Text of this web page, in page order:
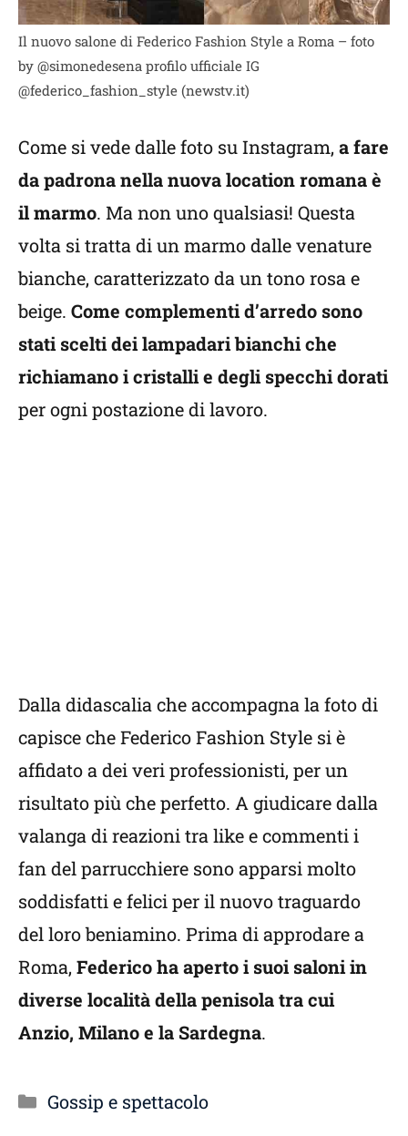
Il nuovo salone di Federico Fashion Style a Roma – foto
by @simonedesena profilo ufficiale IG
@federico_fashion_style (newstv.it)
Come si vede dalle foto su Instagram, a fare
da padrona nella nuova location romana è
il marmo. Ma non uno qualsiasi! Questa
volta si tratta di un marmo dalle venature
bianche, caratterizzato da un tono rosa e
beige. Come complementi d’arredo sono
stati scelti dei lampadari bianchi che
richiamano i cristalli e degli specchi dorati
per ogni postazione di lavoro.
Dalla didascalia che accompagna la foto di
capisce che Federico Fashion Style si è
affidato a dei veri professionisti, per un
risultato più che perfetto. A giudicare dalla
valanga di reazioni tra like e commenti i
fan del parrucchiere sono apparsi molto
soddisfatti e felici per il nuovo traguardo
del loro beniamino. Prima di approdare a
Roma, Federico ha aperto i suoi saloni in
diverse località della penisola tra cui
Anzio, Milano e la Sardegna.
Categorie
Gossip e spettacolo